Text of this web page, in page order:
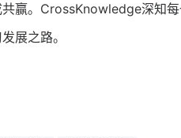
赢。CrossKnowledge深知
展之路。